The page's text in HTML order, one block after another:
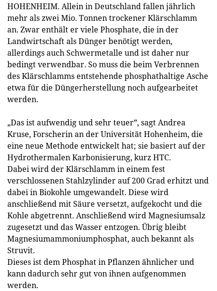
HOHENHEIM. Allein in Deutschland fallen jährlich
mehr als zwei Mio. Tonnen trockener Klärschlamm
an. Zwar enthält er viele Phosphate, die in der
Landwirtschaft als Dünger benötigt werden,
allerdings auch Schwermetalle und ist daher nur
bedingt verwendbar. So muss die beim Verbrennen
des Klärschlamms entstehende phosphathaltige Asche
etwa für die Düngerherstellung noch aufge­arbeitet
werden.
„Das ist aufwendig und sehr teuer”, sagt Andrea
Kruse, Forscherin an der Universität Hohenheim, die
eine neue Methode entwickelt hat; sie basiert auf der
Hydrothermalen Karbonisierung, kurz HTC.
Dabei wird der Klärschlamm in einem fest
verschlossenen Stahlzylinder auf 200 Grad erhitzt und
dabei in Biokohle umgewandelt. Diese wird
anschließend mit Säure versetzt, aufgekocht und die
Kohle abgetrennt. Anschließend wird Magnesiumsalz
zugesetzt und das Wasser entzogen. Übrig bleibt
Magnesiumammoniumphosphat, auch bekannt als
Struvit.
Dieses ist dem Phosphat in Pflanzen ähnlicher und
kann dadurch sehr gut von ihnen aufgenommen
werden.